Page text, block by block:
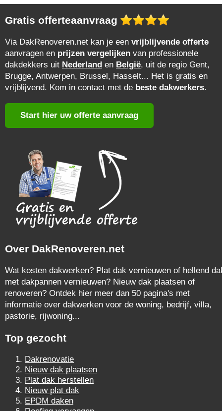
Gratis offerteaanvraag
Via DakRenoveren.net kan je een vrijblijvende offerte
aanvragen en prijzen vergelijken van professionele
dakdekkers uit Nederland en België, uit de regio Gent,
Brugge, Antwerpen, Brussel, Hasselt... Het is gratis en
vrijblijvend. Kom in contact met de beste dakwerkers.
Start hier uw offerte aanvraag
Over DakRenoveren.net
Wat kosten dakwerken? Plat dak vernieuwen of hellend
met dakpannen vernieuwen? Nieuw dak plaatsen of
renoveren? Ontdek hier meer dan 50 pagina's met
informatie over dakwerken voor de woning, bedrijf, villa,
pastorie, rijwoning...
Top gezocht
Dakrenovatie
Nieuw dak plaatsen
Plat dak herstellen
Nieuw plat dak
EPDM daken